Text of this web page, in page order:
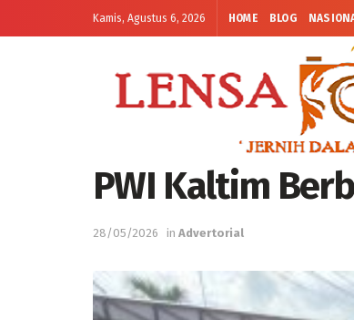
Kamis, Agustus 6, 2026 HOME BLOG
PWI Kaltim
28/05/2026 in Advertorial